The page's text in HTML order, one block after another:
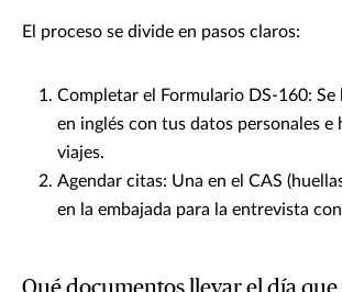
El proceso se divide en pasos claros:
Completar el Formulario DS-160: Se
en inglés con tus datos personales e
viajes.
Agendar citas: Una en el CAS
en la embajada para la entrevista
Qué documentos llevar el día que